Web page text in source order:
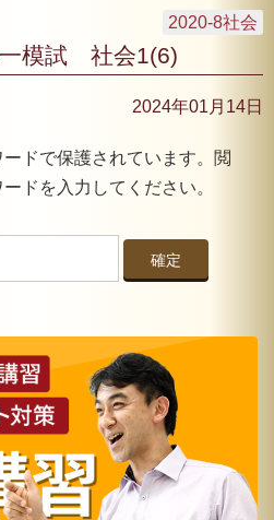
2020-8社会
模試 社会1(6)
2024年01月14日
ドで保護されています。閲
ドを入力してください。